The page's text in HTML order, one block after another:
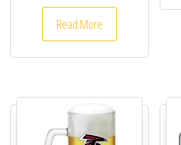
Read More
Este produto